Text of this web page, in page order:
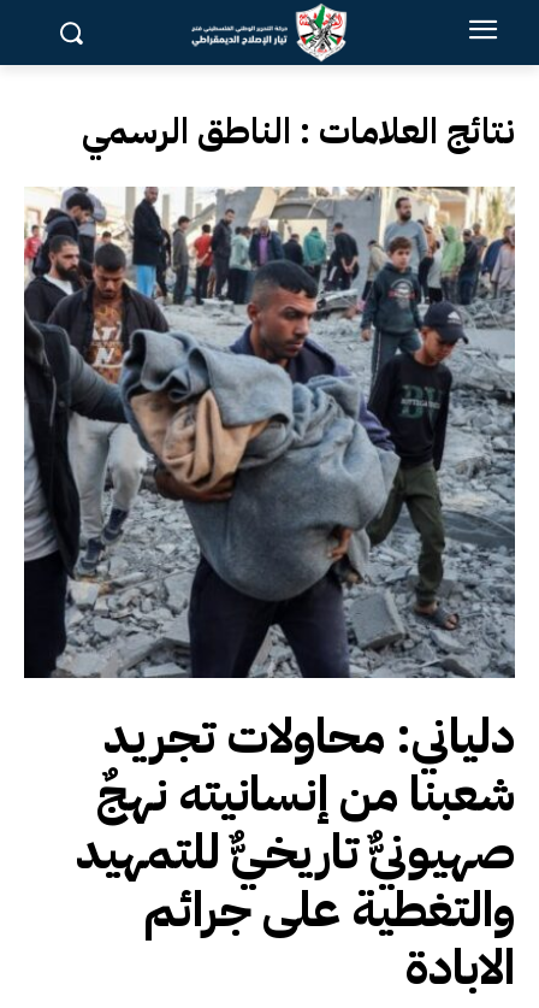
نتائج العلامات : الناطق الرسمي
دلياني: محاولات تجريد
شعبنا من إنسانيته نهجٌ
صهيونيٌّ تاريخيٌّ للتمهيد
والتغطية على جرائم
الابادة